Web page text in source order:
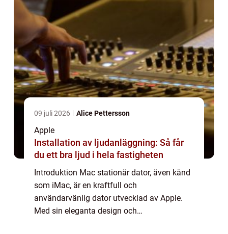
09 juli 2026 Alice Pettersson
Apple
Installation av ljudanläggning: Så får
du ett bra ljud i hela fastigheten
Introduktion Mac stationär dator, även känd
som iMac, är en kraftfull och
användarvänlig dator utvecklad av Apple.
Med sin eleganta design och